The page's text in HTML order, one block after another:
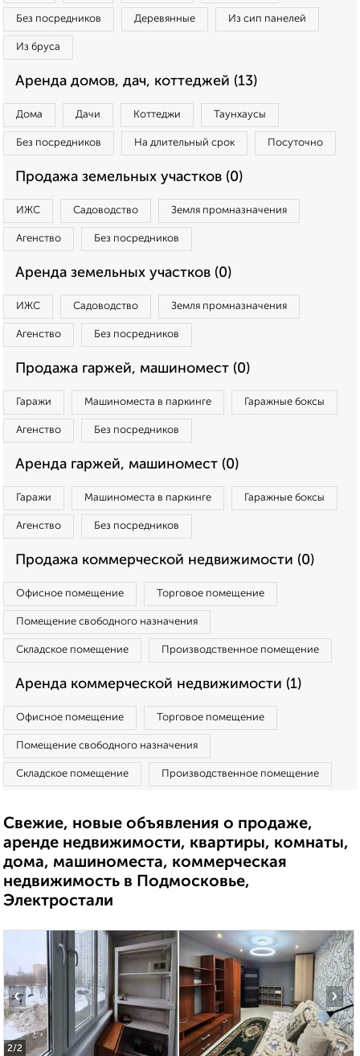
Без посредников Деревянные Из сип панелей
Из бруса
Аренда домов, дач, коттеджей (13)
Дома Дачи Коттеджи Таунхаусы
Без посредников На длительный срок Посуточно
Продажа земельных участков (0)
ИЖС Садоводство Земля промназначения
Агенство Без посредников
Аренда земельных участков (0)
ИЖС Садоводство Земля промназначения
Агенство Без посредников
Продажа гаржей, машиномест (0)
Гаражи Машиноместа в паркинге Гаражные боксы
Агенство Без посредников
Аренда гаржей, машиномест (0)
Гаражи Машиноместа в паркинге Гаражные боксы
Агенство Без посредников
Продажа коммерческой недвижимости (0)
Офисное помещение Торговое помещение
Помещение свободного назначения
Складское помещение Производственное помещение
Аренда коммерческой недвижимости (1)
Офисное помещение Торговое помещение
Помещение свободного назначения
Складское помещение Производственное помещение
Свежие, новые объявления о продаже,
аренде недвижимости, квартиры, комнаты,
дома, машиноместа, коммерческая
недвижимость в Подмосковье,
Электростали
2/2
‹ ›